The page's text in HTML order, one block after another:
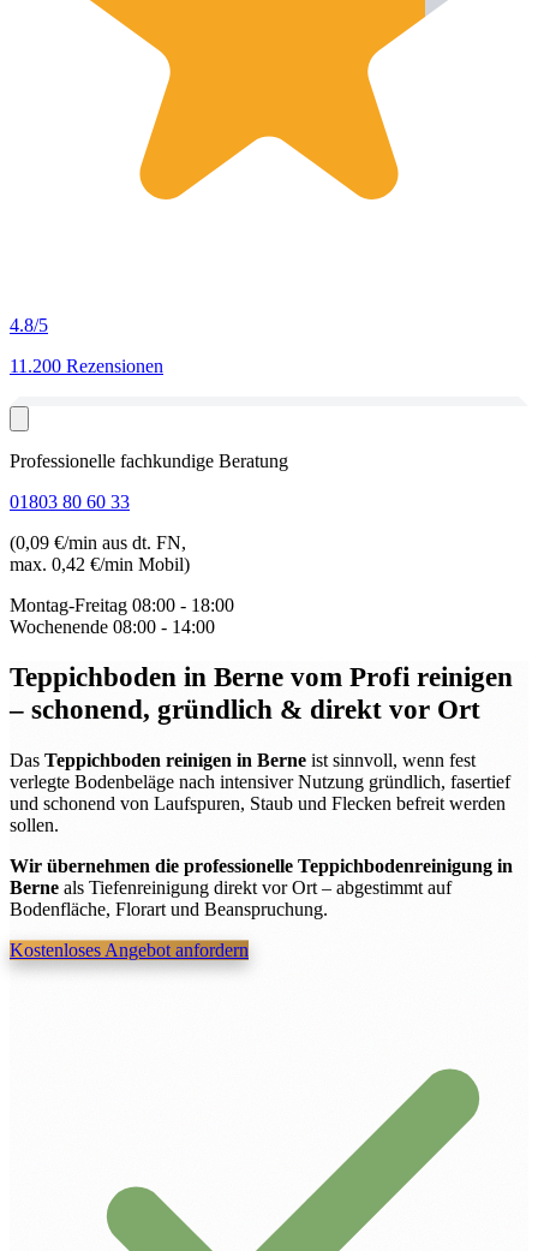
4.8/5
11.200 Rezensionen
Professionelle fachkundige Beratung
01803 80 60 33
(0,09 €/min aus dt. FN,
max. 0,42 €/min Mobil)
Montag-Freitag 08:00 - 18:00
Wochenende 08:00 - 14:00
Teppichboden in Berne vom Profi reinigen
– schonend, gründlich & direkt vor Ort
Das Teppichboden reinigen in Berne ist sinnvoll, wenn fest
verlegte Bodenbeläge nach intensiver Nutzung gründlich, fasertief
und schonend von Laufspuren, Staub und Flecken befreit werden
sollen.
Wir übernehmen die professionelle Teppichbodenreinigung in
Berne als Tiefenreinigung direkt vor Ort – abgestimmt auf
Bodenfläche, Florart und Beanspruchung.
Kostenloses Angebot anfordern